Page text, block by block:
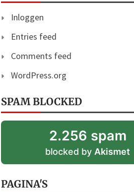
Inloggen
Entries feed
Comments feed
WordPress.org
SPAM BLOCKED
2.256 spam
blocked byAkismet
PAGINA'S